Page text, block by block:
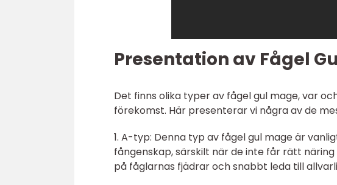
Presentation av Fågel
Det finns olika typer av fågel gul mage, var
förekomst. Här presenterar vi några av de
1. A-typ: Denna typ av fågel gul mage är
fångenskap, särskilt när de inte får rätt
på fåglarnas fjädrar och snabbt leda till